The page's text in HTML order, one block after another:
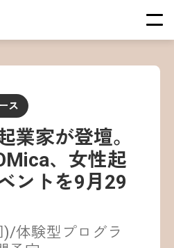
概要
ビス
設一覧
ース
ント
情報
ス
業家が登壇。
、女性起
ントを9月29
体験型プログラ